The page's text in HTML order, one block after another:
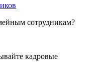
сотрудникам?
кадровые